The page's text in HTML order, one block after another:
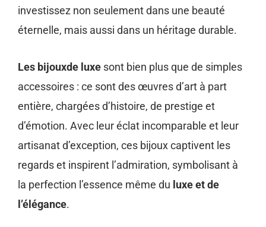
investissez non seulement dans une beauté
éternelle, mais aussi dans un héritage durable.
Les bijouxde luxe sont bien plus que de simples
accessoires : ce sont des œuvres d’art à part
entière, chargées d’histoire, de prestige et
d’émotion. Avec leur éclat incomparable et leur
artisanat d’exception, ces bijoux captivent les
regards et inspirent l’admiration, symbolisant à
la perfection l’essence même du luxe et de
l’élégance.